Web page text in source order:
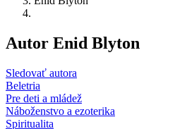
Autor Enid Blyton
Sledovať autora
Beletria
Pre deti a mládež
Náboženstvo a ezoterika
Spiritualita